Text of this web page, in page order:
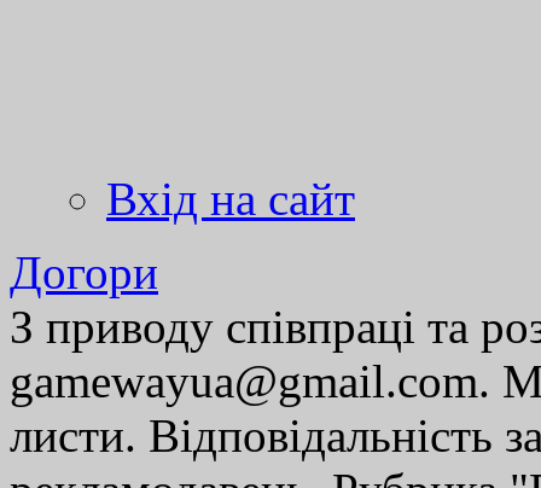
Вхід на сайт
Догори
З приводу співпраці та
gamewayua@gmail.com.
листи. Відповідальність